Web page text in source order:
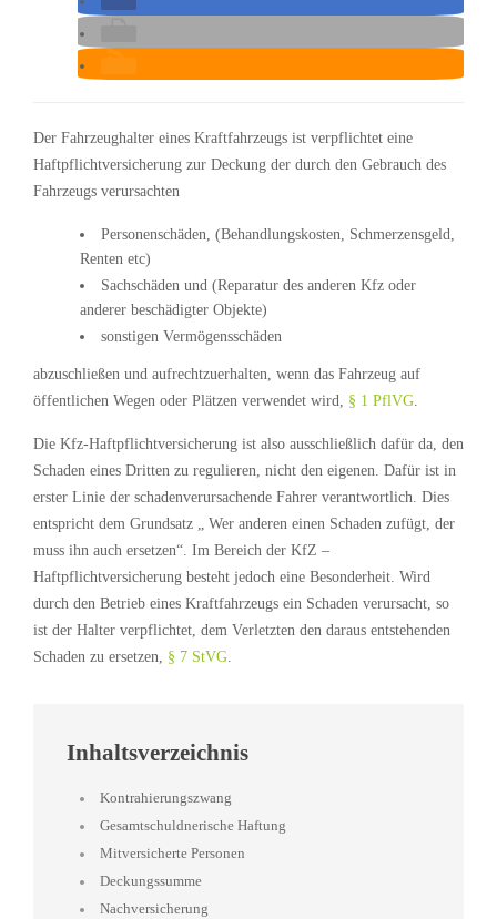
Der Fahrzeughalter eines Kraftfahrzeugs ist verpflichtet eine
Haftpflichtversicherung zur Deckung der durch den Gebrauch des
Fahrzeugs verursachten
Personenschäden, (Behandlungskosten, Schmerzensgeld,
Renten etc)
Sachschäden und (Reparatur des anderen Kfz oder
anderer beschädigter Objekte)
sonstigen Vermögensschäden
abzuschließen und aufrechtzuerhalten, wenn das Fahrzeug auf
öffentlichen Wegen oder Plätzen verwendet wird, § 1 PflVG.
Die Kfz-Haftpflichtversicherung ist also ausschließlich dafür da, den
Schaden eines Dritten zu regulieren, nicht den eigenen. Dafür ist in
erster Linie der schadenverursachende Fahrer verantwortlich. Dies
entspricht dem Grundsatz „ Wer anderen einen Schaden zufügt, der
muss ihn auch ersetzen“. Im Bereich der KfZ –
Haftpflichtversicherung besteht jedoch eine Besonderheit. Wird
durch den Betrieb eines Kraftfahrzeugs ein Schaden verursacht, so
ist der Halter verpflichtet, dem Verletzten den daraus entstehenden
Schaden zu ersetzen, § 7 StVG.
Inhaltsverzeichnis
Kontrahierungszwang
Gesamtschuldnerische Haftung
Mitversicherte Personen
Deckungssumme
Nachversicherung